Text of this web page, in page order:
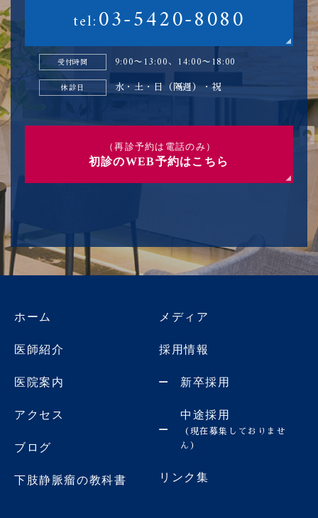
tel:03-5420-8080
受付時間 9:00〜13:00、14:00〜18:00
休診日 水・土・日（隔週）・祝
（再診予約は電話のみ）
初診のWEB予約はこちら
ホーム
医師紹介
医院案内
アクセス
ブログ
下肢静脈瘤の教科書
メディア
採用情報
新卒採用
中途採用
（現在募集しておりませ
ん）
リンク集